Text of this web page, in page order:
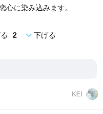
心に染み込みます。
2 expand_more下げる
KEI